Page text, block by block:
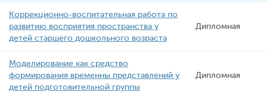
Коррекционно-воспитательная работа по
развитию восприятия пространства у
детей старшего дошкольного возраста
Дипломная
Моделирование как средство
формирования временны представлений у
детей подготовительной группы
Дипломная